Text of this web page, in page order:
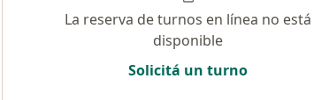
La reserva de turnos en línea no está
disponible
Solicitá un turno